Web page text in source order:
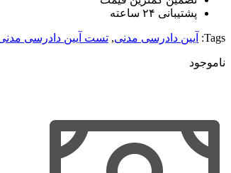
پشتیبانی ۲۴ ساعته
Tags: آیین دادرسی مدنی, تست آیین دادرسی
ناموجود